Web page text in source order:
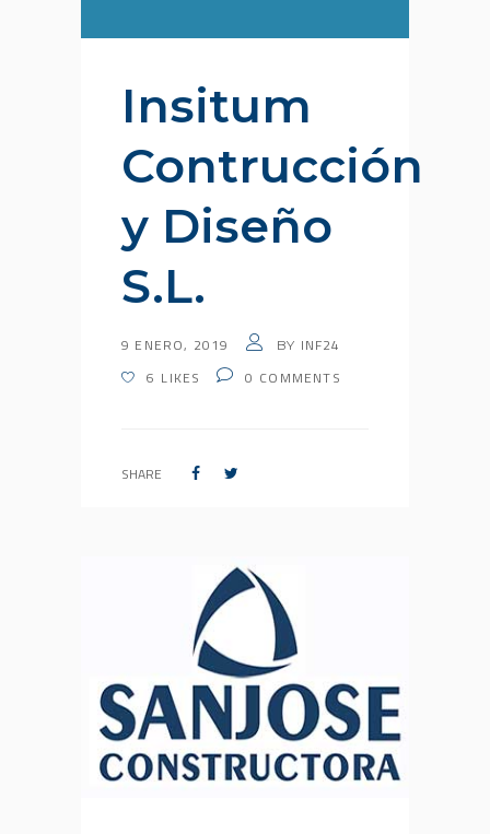
Insitum
Contrucción
y Diseño
S.L.
9 ENERO, 2019 BY INF24
6 LIKES 0 COMMENTS
SHARE